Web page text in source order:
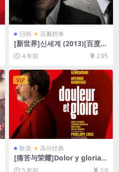
日韩 豆瓣榜单
[新世界]신세계 (2013)[百度网
盘+夸克网盘1080P超清未删
减资源][网盘在线播放/下载]
4 年前 2.95
VIP
欧美 高分经典
[痛苦与荣耀]Dolor y gloria
(2019)完整版[百度网盘+迅雷